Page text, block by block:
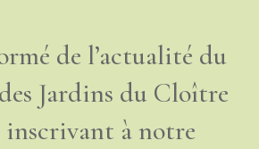
de l’actualité du
Jardins du Cloître
inscrivant à notre